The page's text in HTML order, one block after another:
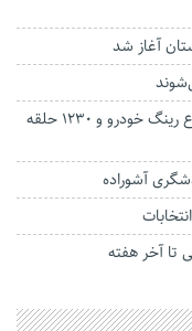
آغاز شد
آگهي مزايده شماره 1403/05 – تعداد 595 انواع رینگ خودرو و 1230 حلقه
آشوراده
تا آخر هفته